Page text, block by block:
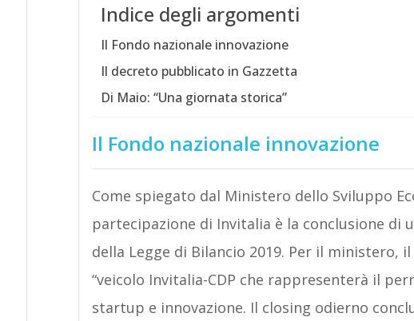
Indice degli argomenti
Il Fondo nazionale innovazione
Il decreto pubblicato in Gazzetta
Di Maio: “Una giornata storica”
Il Fondo nazionale innovazione
Come spiegato dal Ministero dello Sviluppo
partecipazione di Invitalia è la conclusione di
della Legge di Bilancio 2019. Per il ministero,
“veicolo Invitalia-CDP che rappresenterà il
startup e innovazione. Il closing odierno